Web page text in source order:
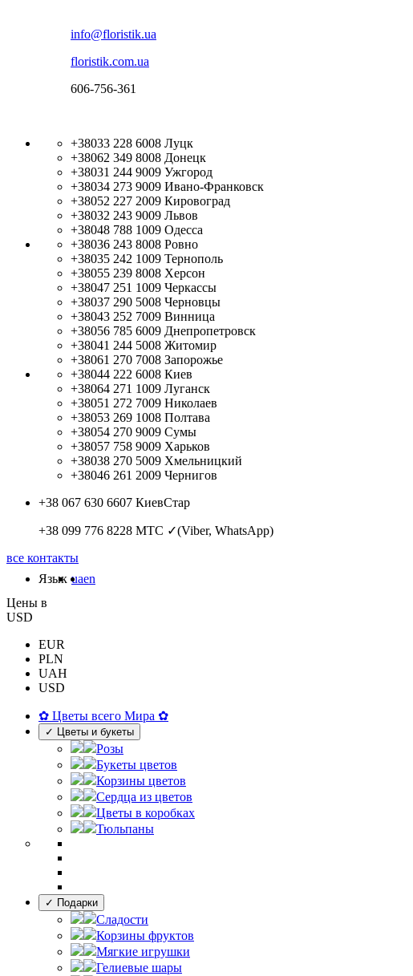
info@floristik.ua
floristik.com.ua
606-756-361
+38033 228 6008 Луцк
+38062 349 8008 Донецк
+38031 244 9009 Ужгород
+38034 273 9009 Ивано-Франковск
+38052 227 2009 Кировоград
+38032 243 9009 Львов
+38048 788 1009 Одесса
+38036 243 8008 Ровно
+38035 242 1009 Тернополь
+38055 239 8008 Херсон
+38047 251 1009 Черкассы
+38037 290 5008 Черновцы
+38043 252 7009 Винница
+38056 785 6009 Днепропетровск
+38041 244 5008 Житомир
+38061 270 7008 Запорожье
+38044 222 6008 Киев
+38064 271 1009 Луганск
+38051 272 7009 Николаев
+38053 269 1008 Полтава
+38054 270 9009 Сумы
+38057 758 9009 Харьков
+38038 270 5009 Хмельницкий
+38046 261 2009 Чернигов
+38 067 630 6607 КиевСтар
+38 099 776 8228 МТС ✓(Viber, WhatsApp)
все контакты
Язык uaen
Цены в
USD
EUR
PLN
UAH
USD
✿ Цветы всего Мира ✿
✓ Цветы и букеты
Розы
Букеты цветов
Корзины цветов
Сердца из цветов
Цветы в коробках
Тюльпаны
✓ Подарки
Сладости
Корзины фруктов
Мягкие игрушки
Гелиевые шары